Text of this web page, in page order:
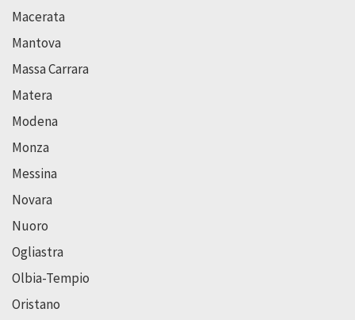
Macerata
Mantova
Massa Carrara
Matera
Modena
Monza
Messina
Novara
Nuoro
Ogliastra
Olbia-Tempio
Oristano